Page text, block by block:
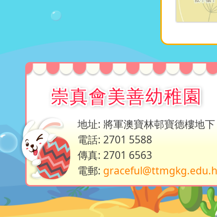
崇真會美善幼稚園
地址: 將軍澳寶林邨寶德樓地下
電話: 2701 5588
傳真: 2701 6563
電郵: